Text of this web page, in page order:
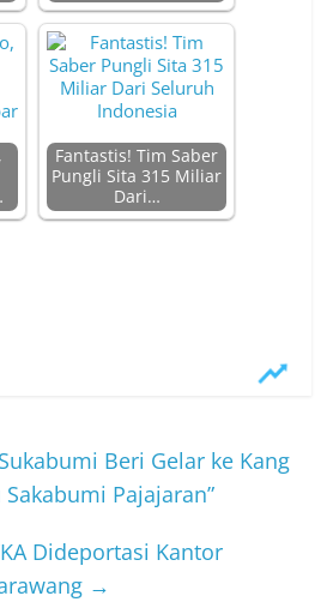
Fantastis! Tim Saber
Pungli Sita 315 Miliar
Dari…
Beri Gelar ke Kang
Pajajaran”
Dideportasi Kantor
→